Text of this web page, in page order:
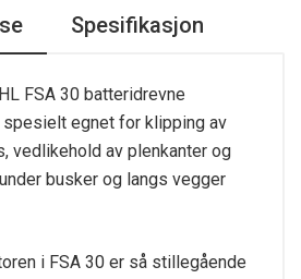
Spesifikasjon
FSA 30 batteridrevne
egnet for klipping av
vedlikehold av plenkanter og
busker og langs vegger
i FSA 30 er så stillegående